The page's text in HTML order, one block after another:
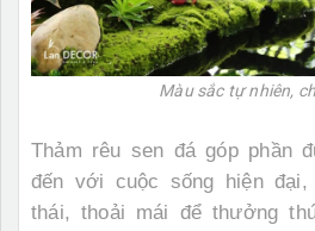
Màu sắc tự nhiên,
Thảm rêu sen đágóp phần
đến với cuộc sống hiện
thái, thoải mái để thưởng